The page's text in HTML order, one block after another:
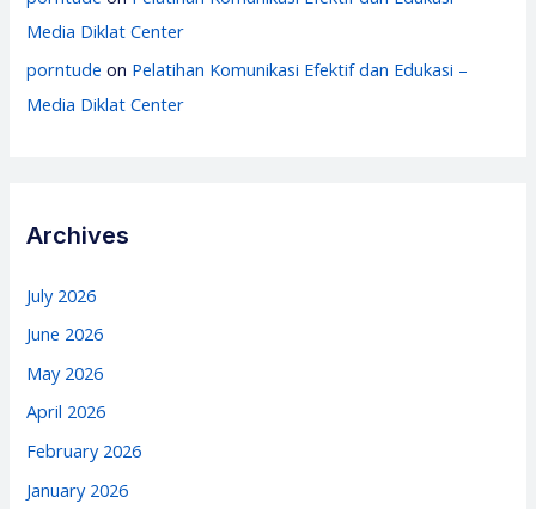
Media Diklat Center
porntude on Pelatihan Komunikasi Efektif dan Edukasi –
Media Diklat Center
Archives
July 2026
June 2026
May 2026
April 2026
February 2026
January 2026